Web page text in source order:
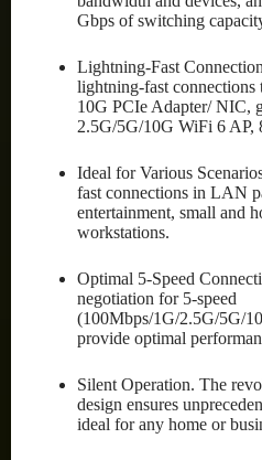
Gbps of switching
Lightning-Fast
lightning-fast
10G PCIe Adapter/ NIC,
2.5G/5G/10G WiFi 6 AP,
Ideal for Various
fast connections in LAN
entertainment, small and
workstations.
Optimal 5-Speed
negotiation for 5-speed
(100Mbps/1G/2.5G/5G/
provide optimal
Silent Operation. The
design ensures
ideal for any home or